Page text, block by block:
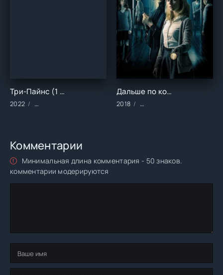
Три-Пайнс (1 сезон)
2022 Сериалы/2022 год/Зарубежные/Детективы/Драма/Криминал
Дальше по коридору ()
2018 Фильмы/2018 год/
Комментарии
Минимальная длина комментария - 50 знаков.
комментарии модерируются